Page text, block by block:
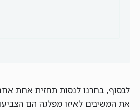
לבסוף, בחרנו לנסות תחזית אחת
את המשיבים לאיזו מפלגה הם